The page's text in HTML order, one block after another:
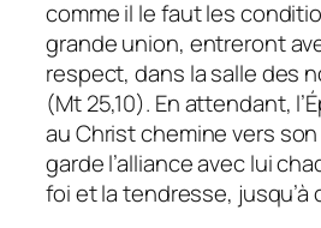
comme il le faut les
grande union, entreront
respect, dans la salle des
(Mt 25,10). En attendant,
au Christ chemine vers
garde l’alliance avec lui
foi et la tendresse, jusqu’à